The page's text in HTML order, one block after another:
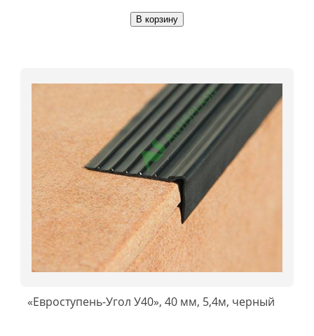
В корзину
«Евроступень-Угол У40», 40 мм, 5,4м, черный